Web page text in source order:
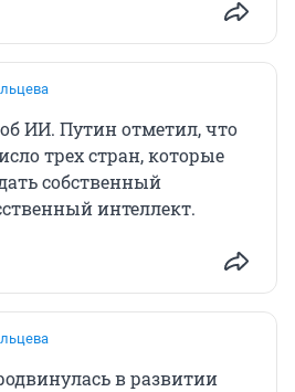
ИИ. Путин отметил, что
трех стран, которые
собственный
интеллект.
в развитии